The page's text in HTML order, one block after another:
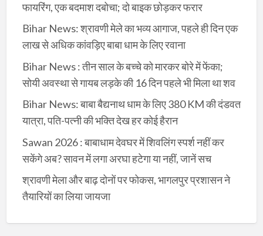
फायरिंग, एक बदमाश दबोचा; दो बाइक छोड़कर फरार
Bihar News: श्रावणी मेले का भव्य आगाज, पहले ही दिन एक
लाख से अधिक कांवड़िए बाबा धाम के लिए रवाना
Bihar News : तीन साल के बच्चे को मारकर बोरे में फेंका;
सोयी अवस्था से गायब लड़के की 16 दिन पहले भी मिला था शव
Bihar News: बाबा बैद्यनाथ धाम के लिए 380 KM की दंडवत
यात्रा, पति-पत्नी की भक्ति देख हर कोई हैरान
Sawan 2026 : बाबाधाम देवघर में शिवलिंग स्पर्श नहीं कर
सकेंगे अब? सावन में लगा अरघा हटेगा या नहीं, जानें सच
श्रावणी मेला और बाढ़ दोनों पर फोकस, भागलपुर प्रशासन ने
तैयारियों का लिया जायजा